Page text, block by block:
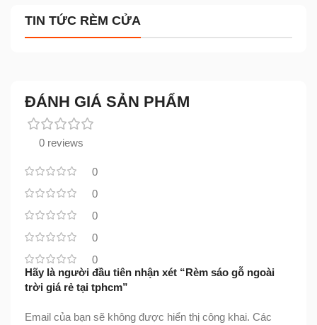
TIN TỨC RÈM CỬA
ĐÁNH GIÁ SẢN PHẨM
0 reviews
0
0
0
0
0
Hãy là người đầu tiên nhận xét “Rèm sáo gỗ ngoài
trời giá rẻ tại tphcm”
Email của bạn sẽ không được hiển thị công khai. Các